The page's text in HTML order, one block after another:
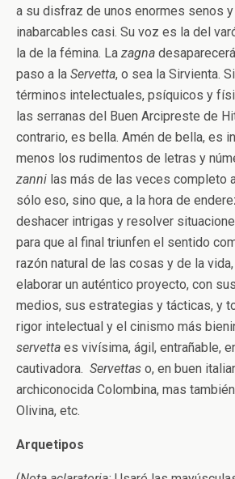
a su disfraz de unos enormes senos
inabarcables casi. Su voz es la del
la de la fémina. La zagna
paso a la Servetta, o sea la Sirvienta.
términos intelectuales, psíquicos y
las serranas del Buen Arcipreste de
contrario, es bella. Amén de bella, es
menos los rudimentos de letras y
zanni las más de las veces completo
sólo eso, sino que, a la hora de
deshacer intrigas y resolver
para que al final triunfen el sentido
razón natural de las cosas y de la
elaborar un auténtico proyecto, con
medios, sus estrategias y tácticas, y
rigor intelectual y el cinismo más
servetta es vivísima, ágil, entrañable,
cautivadora. Servettas o, en buen
archiconocida Colombina, mas
Olivina, etc.
Arquetipos